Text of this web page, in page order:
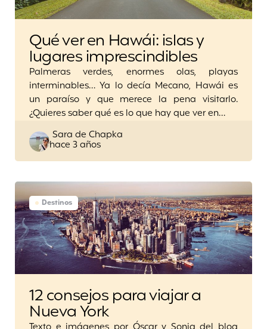
Qué ver en Hawái: islas y
lugares imprescindibles
Palmeras verdes, enormes olas, playas
interminables… Ya lo decía Mecano, Hawái es
un paraíso y que merece la pena visitarlo.
¿Quieres saber qué es lo que hay que ver en…
Posted
by
Sara de Chapka
hace 3 años
Destinos
12 consejos para viajar a
Nueva York